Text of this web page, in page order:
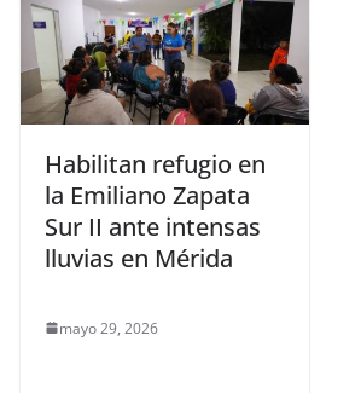
Habilitan refugio en
la Emiliano Zapata
Sur II ante intensas
lluvias en Mérida
mayo 29, 2026